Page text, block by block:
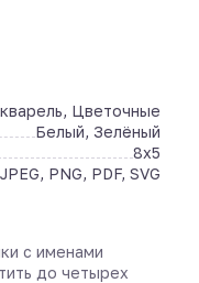
с именами
до четырех
Цветочные
Белый, Зелёный
8x5
JPEG, PNG, PDF, SVG